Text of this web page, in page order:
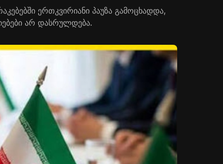
ერთკვირიანი პაუზა გამოცხადდა,
არ დასრულდება.